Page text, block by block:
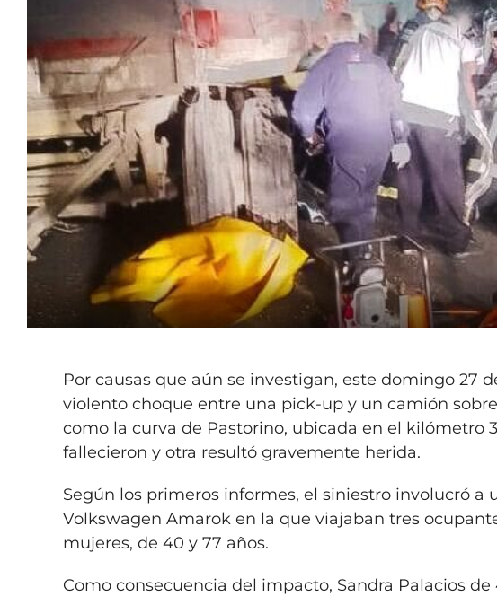
Por causas que aún se investigan, este domingo 27
violento choque entre una pick-up y un camión
como la curva de Pastorino, ubicada en el kilómetro
fallecieron y otra resultó gravemente herida.
Según los primeros informes, el siniestro involucró
Volkswagen Amarok en la que viajaban tres
mujeres, de 40 y 77 años.
Como consecuencia del impacto, Sandra Palacios de